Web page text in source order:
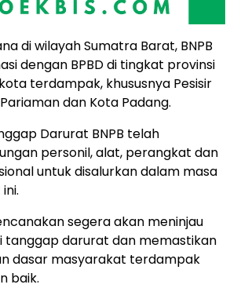
di wilayah Sumatra Barat, BNPB
dengan BPBD di tingkat provinsi
terdampak, khususnya Pesisir
dan Kota Padang.
Darurat BNPB telah
personil, alat, perangkat dan
untuk disalurkan dalam masa
segera akan meninjau
tanggap darurat dan memastikan
dasar masyarakat terdampak
baik.